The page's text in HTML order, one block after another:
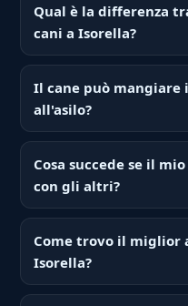
Qual è la differenza
cani a Isorella?
Il cane può mangiare
all'asilo?
Cosa succede se il
con gli altri?
Come trovo il miglior
Isorella?